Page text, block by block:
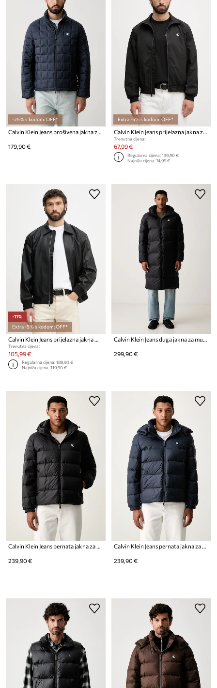
-25% s kodom: OFF*
Calvin Klein Jeans prošivena jakna za muškarce
179,90 €
Extra -5% s kodom: OFF*
Calvin Klein Jeans prijelazna jakna za muškarce
Trenutna cijena:
67,99 €
Regularna cijena:139,90 €
Najniža cijena:74,99 €
-11%
Extra -5% s kodom: OFF*
Trenutna cijena:
105,99 €
Regularna cijena:189,90 €
Najniža cijena:119,90 €
299,90 €
Calvin Klein Jeans pernata jakna za muškarce
239,90 €
Calvin Klein Jeans pernata jakna za muškarce
239,90 €